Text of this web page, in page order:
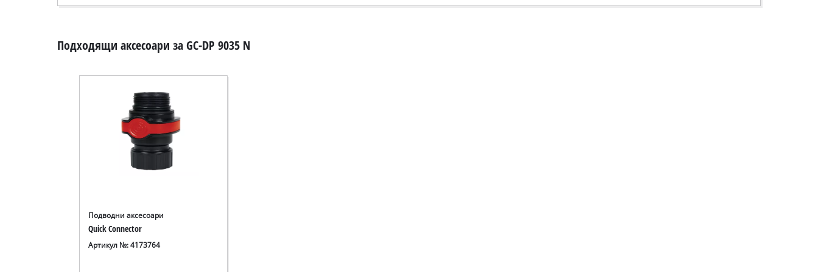
visitor. The website owner needs to setup
Подходящи аксесоари за GC-DP 9035 N
Подводни аксесоари
Quick Connector
Артикул №: 4173764